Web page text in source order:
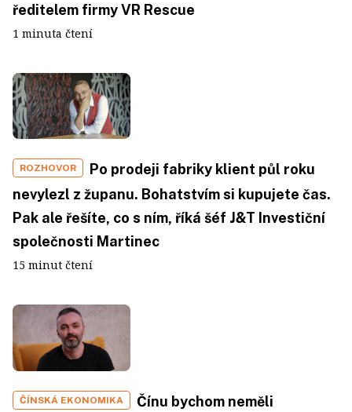
ředitelem firmy VR Rescue
1 minuta čtení
ROZHOVOR
Po prodeji fabriky klient půl roku
nevylezl z županu. Bohatstvím si kupujete čas.
Pak ale řešíte, co s ním, říká šéf J&T Investiční
společnosti Martinec
15 minut čtení
ČÍNSKÁ EKONOMIKA
Čínu bychom neměli